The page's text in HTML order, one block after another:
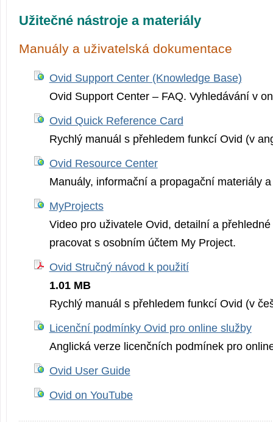
Užitečné nástroje a materiály
Manuály a uživatelská dokumentace
Ovid Support Center (Knowledge Base)
Ovid Support Center – FAQ. Vyhledávání v
Ovid Quick Reference Card
Rychlý manuál s přehledem funkcí Ovid (v
Ovid Resource Center
Manuály, informační a propagační materiály
MyProjects
Video pro uživatele Ovid, detailní a
pracovat s osobním účtem My Project.
Ovid Stručný návod k použití
1.01 MB
Rychlý manuál s přehledem funkcí Ovid (v
Licenční podmínky Ovid pro online služby
Anglická verze licenčních podmínek pro
Ovid User Guide
Ovid on YouTube